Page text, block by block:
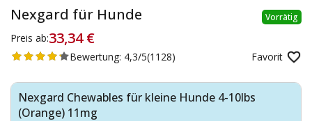
Vorrätig
Nexgard für Hunde
Preis ab:33,34 €
Favorit
Bewertung: 4,3/5(1128)
Nexgard Chewables für kleine Hunde 4-10lbs
(Orange) 11mg